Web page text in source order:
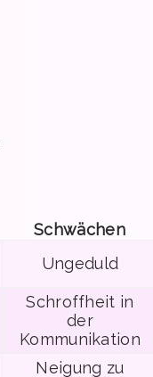
Schwächen
Ungeduld
Schroffheit in
der
Kommunikation
Neigung zu